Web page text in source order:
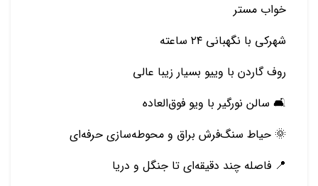
خواب مستر
شهرکی با نگهبانی ۲۴ ساعته
روف گاردن با وییو بسیار زیبا عالی
🛋 سالن نورگیر با ویو فوق‌العاده
🌞 حیاط سنگ‌فرش براق و محوطه‌سازی حرفه‌ای
📍 فاصله چند دقیقه‌ای تا جنگل و دریا